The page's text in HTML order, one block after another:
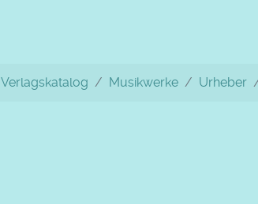
Verlagskatalog Musikwerke Urheber